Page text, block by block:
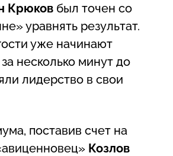
Крюков был точен со
уравнять результат.
уже начинают
несколько минут до
лидерство в свои
поставив счет на
Козлов